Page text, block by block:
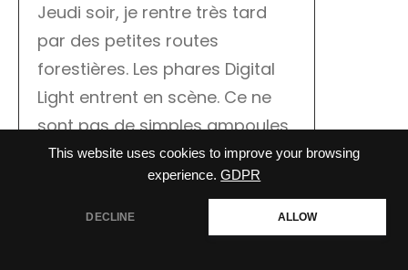
This website uses cookies to improve your browsing
experience. GDPR
DECLINE ALLOW
Jeudi soir, je rentre très tard
par des petites routes
forestières. Les phares Digital
Light entrent en scène. Ce ne
sont pas de simples ampoules,
ce sont des millions de micro-
miroirs qui projettent la lumière
comme un projecteur de
cinéma. Ils découpent